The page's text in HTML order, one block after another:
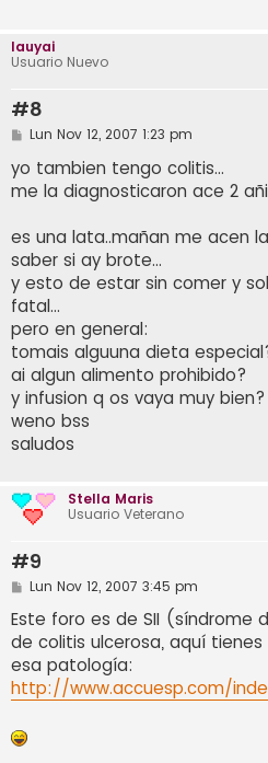
lauyai
Usuario Nuevo
#8
M
n
s
a
Lun Nov 12, 2007 1:23 pm
yo tambien tengo colitis...
me la diagnosticaron ace 2
es una lata..mañan me acen
saber si ay brote...
y esto de estar sin comer y
fatal...
pero en general:
tomais alguuna dieta
ai algun alimento prohibido?
y infusion q os vaya muy bien?
weno bss
saludos
Stella Maris
Usuario Veterano
#9
M
n
s
a
j
e
Lun Nov 12, 2007 3:45 pm
Este foro es de SII (síndrome
de colitis ulcerosa, aquí
esa patología:
http://www.accuesp.com/